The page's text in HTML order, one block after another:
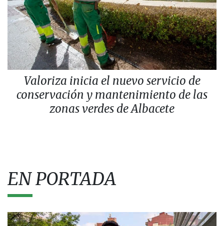
Valoriza inicia el nuevo servicio de
conservación y mantenimiento de las
zonas verdes de Albacete
EN PORTADA